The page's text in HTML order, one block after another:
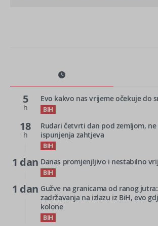
5
h
Evo kakvo nas vrijeme očekuje do
BIH
18
h
Rudari četvrti dan pod zemljom, ne
ispunjenja zahtjeva
BIH
1 dan Danas promjenjljivo i nestabilno
BIH
1 dan Gužve na granicama od ranog
zadržavanja na izlazu iz BiH, evo
kolone
BIH